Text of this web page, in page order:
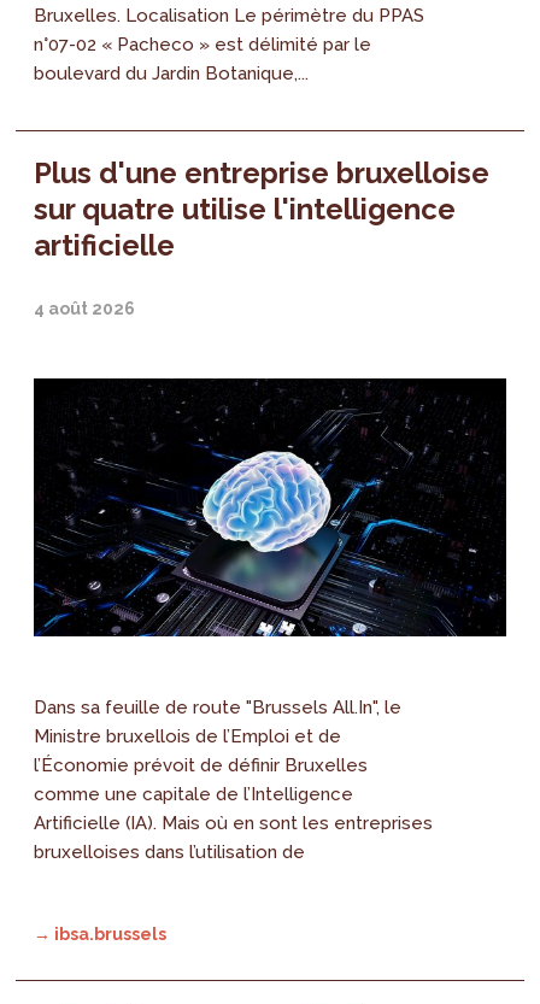
Bruxelles. Localisation Le périmètre du PPAS
n°07-02 « Pacheco » est délimité par le
boulevard du Jardin Botanique,...
Plus d'une entreprise bruxelloise
sur quatre utilise l'intelligence
artificielle
4 août 2026
Dans sa feuille de route "Brussels All.In", le
Ministre bruxellois de l’Emploi et de
l’Économie prévoit de définir Bruxelles
comme une capitale de l’Intelligence
Artificielle (IA). Mais où en sont les entreprises
bruxelloises dans l’utilisation de
→ ibsa.brussels